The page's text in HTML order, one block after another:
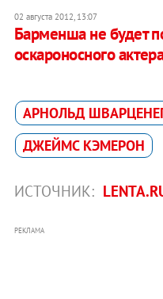
02 августа 2012, 13:07
Барменша не будет
оскароносного
АРНОЛЬД
ДЖЕЙМС КЭМЕРОН
ИСТОЧНИК:
РЕКЛАМА